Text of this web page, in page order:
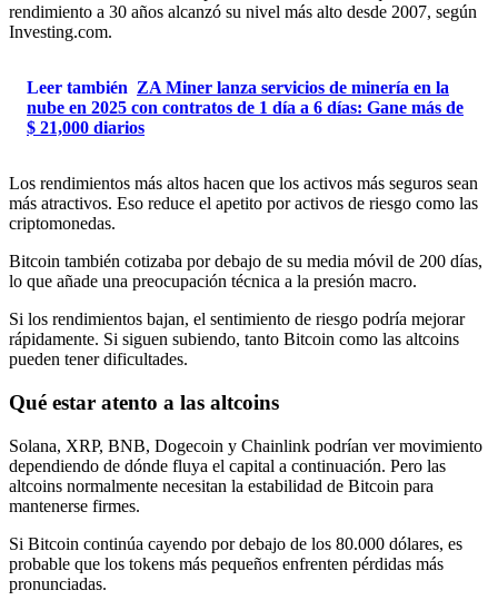
rendimiento a 30 años alcanzó su nivel más alto desde 2007, según
Investing.com.
Leer también ZA Miner lanza servicios de minería en la
nube en 2025 con contratos de 1 día a 6 días: Gane más de
$ 21,000 diarios
Los rendimientos más altos hacen que los activos más seguros sean
más atractivos. Eso reduce el apetito por activos de riesgo como las
criptomonedas.
Bitcoin también cotizaba por debajo de su media móvil de 200 días,
lo que añade una preocupación técnica a la presión macro.
Si los rendimientos bajan, el sentimiento de riesgo podría mejorar
rápidamente. Si siguen subiendo, tanto Bitcoin como las altcoins
pueden tener dificultades.
Qué estar atento a las altcoins
Solana, XRP, BNB, Dogecoin y Chainlink podrían ver movimiento
dependiendo de dónde fluya el capital a continuación. Pero las
altcoins normalmente necesitan la estabilidad de Bitcoin para
mantenerse firmes.
Si Bitcoin continúa cayendo por debajo de los 80.000 dólares, es
probable que los tokens más pequeños enfrenten pérdidas más
pronunciadas.